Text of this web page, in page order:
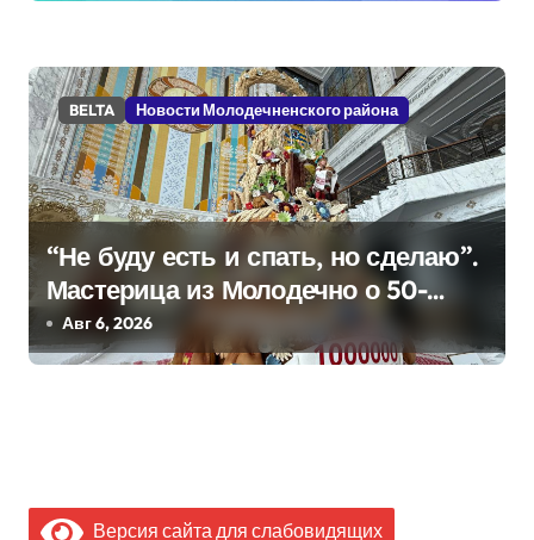
BELTA Новости Молодечненского района
“Не буду есть и спать, но сделаю”.
Мастерица из Молодечно о 50-
килограммовом каравае для
Дворца Независимости
Авг 6, 2026
Версия сайта для слабовидящих